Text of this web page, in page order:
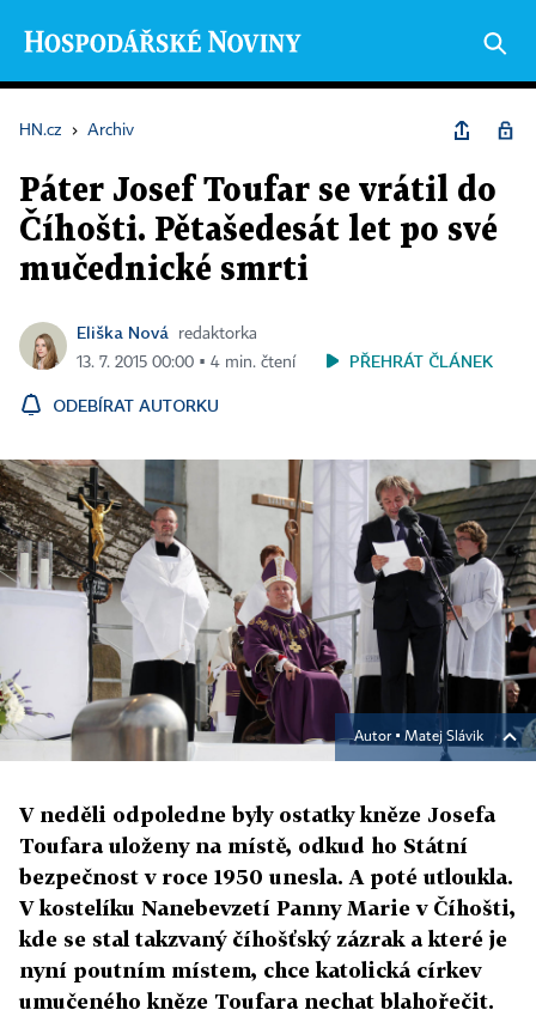
HN.cz › Archiv
Páter Josef Toufar se vrátil do
Číhošti. Pětašedesát let po své
mučednické smrti
Eliška Nová
redaktorka
13. 7. 2015 00:00 ▪ 4 min. čtení
PŘEHRÁT ČLÁNEK
ODEBÍRAT AUTORKU
Autor ▪ Matej Slávik
V neděli odpoledne byly ostatky kněze Josefa
Toufara uloženy na místě, odkud ho Státní
bezpečnost v roce 1950 unesla. A poté utloukla.
V kostelíku Nanebevzetí Panny Marie v Číhošti,
kde se stal takzvaný číhošťský zázrak a které je
nyní poutním místem, chce katolická církev
umučeného kněze Toufara nechat blahořečit.